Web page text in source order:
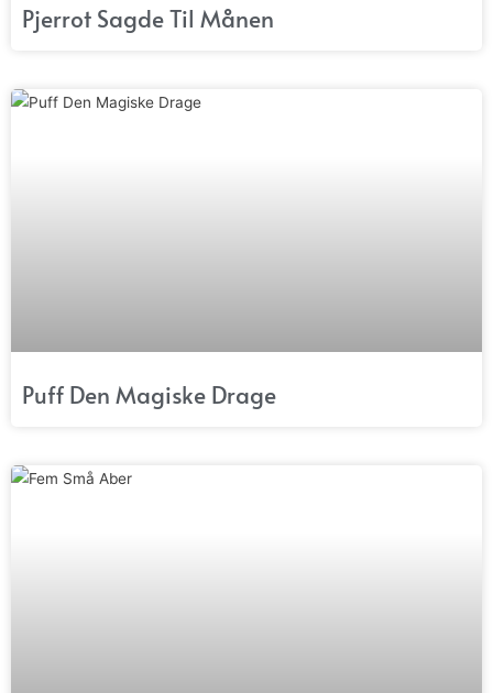
Pjerrot Sagde Til Månen
Puff Den Magiske Drage